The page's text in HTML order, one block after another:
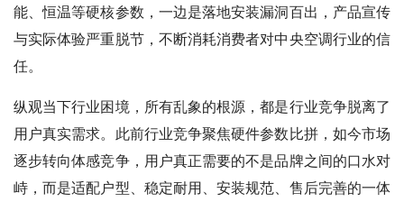
能、恒温等硬核参数，一边是落地安装漏洞百出，产品宣传
与实际体验严重脱节，不断消耗消费者对中央空调行业的信
任。
纵观当下行业困境，所有乱象的根源，都是行业竞争脱离了
用户真实需求。此前行业竞争聚焦硬件参数比拼，如今市场
逐步转向体感竞争，用户真正需要的不是品牌之间的口水对
峙，而是适配户型、稳定耐用、安装规范、售后完善的一体